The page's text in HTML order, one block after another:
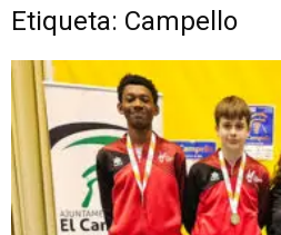
Etiqueta: Campello